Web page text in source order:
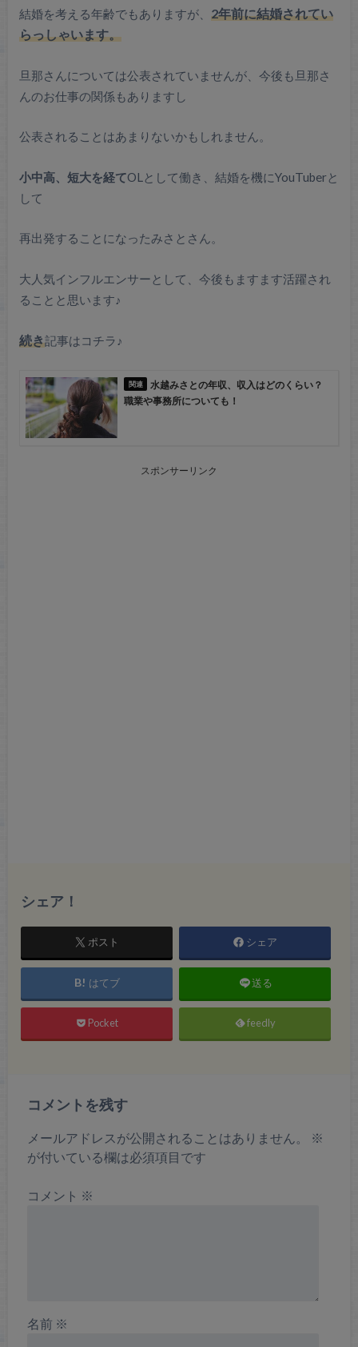
結婚を考える年齢でもありますが、 2年前に結婚されてい
らっしゃいます。
旦那さんについては公表されていませんが、今後も旦那さ
んのお仕事の関係もありますし
公表されることはあまりないかもしれません。
小中高、短大を経てOLとして働き、結婚を機にYouTuberと
して
再出発することになったみさとさん。
大人気インフルエンサーとして、今後もますます活躍され
ることと思います♪
続き記事はコチラ♪
水越みさとの年収、収入はどのくらい？
職業や事務所についても！
スポンサーリンク
シェア！
ポスト シェア
はてブ 送る
Pocket feedly
コメントを残す
メールアドレスが公開されることはありません。
※
が付いている欄は必須項目です
コメント ※
名前 ※